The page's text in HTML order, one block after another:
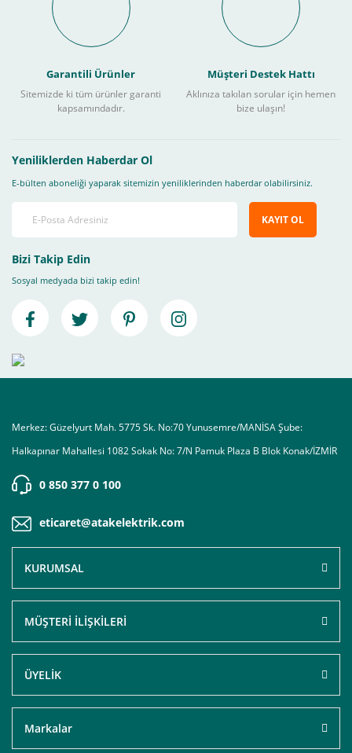
Garantili Ürünler
Sitemizde ki tüm ürünler garanti
kapsamındadır.
Müşteri Destek Hattı
Aklınıza takılan sorular için hemen
bize ulaşın!
Yeniliklerden Haberdar Ol
E-bülten aboneliği yaparak sitemizin yeniliklerinden haberdar olabilirsiniz.
KAYIT OL
Bizi Takip Edin
Sosyal medyada bizi takip edin!
Merkez: Güzelyurt Mah. 5775 Sk. No:70 Yunusemre/MANİSA Şube:
Halkapınar Mahallesi 1082 Sokak No: 7/N Pamuk Plaza B Blok Konak/İZMİR
0 850 377 0 100
eticaret@atakelektrik.com
KURUMSAL
MÜŞTERİ İLİŞKİLERİ
ÜYELİK
Markalar